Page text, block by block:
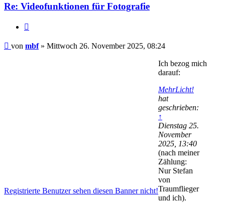
Re: Videofunktionen für Fotografie
Beitrag
von mbf» Mittwoch 26. November 2025, 08:24
Registrierte Benutzer sehen diesen Banner nicht!
Ich bezog mich
darauf:
MehrLicht!
hat
geschrieben:
↑
Dienstag 25.
November
2025, 13:40
(nach meiner
Zählung:
Nur Stefan
von
Traumflieger
und ich).